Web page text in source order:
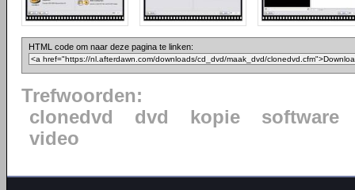
HTML code om naar deze pagina te linken:
Trefwoorden:
clonedvd
dvd kopie
software
video